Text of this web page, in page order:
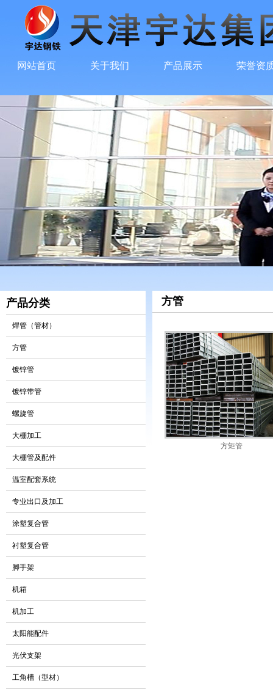
网站首页 关于我们 产品展示 荣誉资
产品分类
焊管（管材）
方管
镀锌管
镀锌带管
螺旋管
大棚加工
大棚管及配件
温室配套系统
专业出口及加工
涂塑复合管
衬塑复合管
脚手架
机箱
机加工
太阳能配件
光伏支架
工角槽（型材）
方管
方矩管